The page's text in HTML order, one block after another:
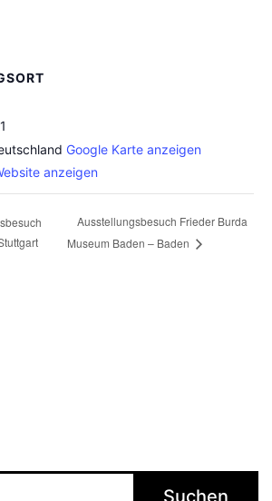
Google Karte anzeigen
anzeigen
Ausstellungsbesuch Frieder Burda
Museum Baden – Baden
Suchen